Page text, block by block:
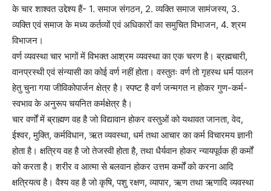
के चार शाश्वत उद्देश्य हैं- 1. समाज संगठन, 2. व्यक्ति समाज सामंजस्य, 3.
व्यक्ति एवं समाज के मध्य कर्तव्यों एवं अधिकारों का समुचित विभाजन, 4. श्रम
विभाजन।
वर्ण व्यवस्था चार भागों में विभक्त आश्रम व्यवस्था का एक चरण है। ब्रह्मचारी,
वानप्रस्थी एवं संन्यासी का कोई वर्ण नहीं होता। वस्तुतः वर्ण तो गृहस्थ धर्म पालन
हेतु चुना गया जीविकोपार्जन क्षेत्र है। स्पष्ट है वर्ण जन्मगत न होकर गुण-कर्म-
स्वभाव के अनुरूप चयनित कर्मक्षेत्र है।
चार वर्णों में ब्राह्मण वह है जो विद्यावान होकर वस्तुओं को यथावत जानता, वेद,
ईश्वर, मुक्ति, कर्मविधान, ऋत व्यवस्था, धर्म तथा आचार का कर्म विचारमय ज्ञानी
होता है। क्षत्रिय वह है जो तेजस्वी होता है, तथा धैर्यवान होकर न्यायपूर्वक ही कर्मों
को करता है। शरीर व आत्मा से बलवान होकर उत्तम कर्मों को करना आदि
क्षत्रियत्व है। वैश्य वह है जो कृषि, पशु रक्षण, व्यापार, ऋण तथा ऋणादि व्यवस्था